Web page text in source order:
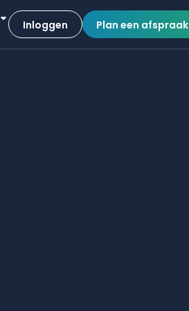
Inloggen Plan een afspraak